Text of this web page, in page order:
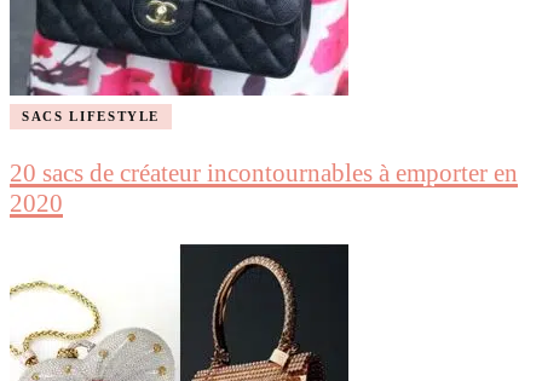
SACS LIFESTYLE
20 sacs de créateur incontournables à emporter en
2020